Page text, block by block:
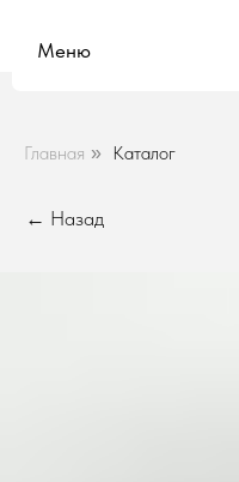
Главная » Каталог
← Назад